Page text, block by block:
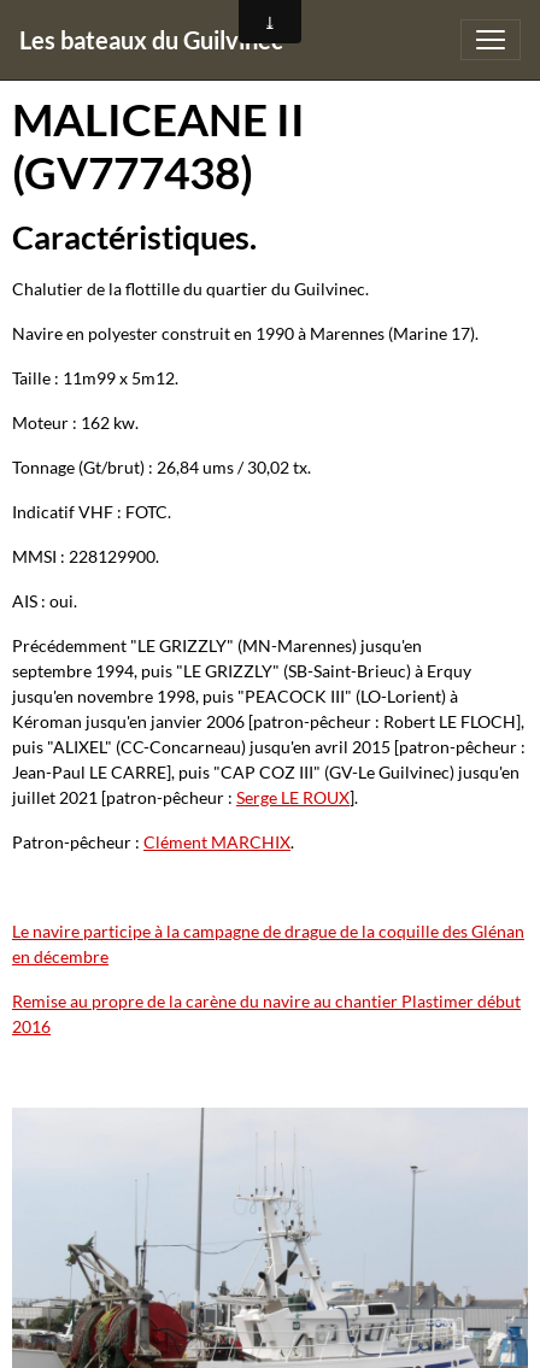
Les bateaux du Guilvinec
MALICEANE II
(GV777438)
Caractéristiques.
Chalutier de la flottille du quartier du Guilvinec.
Navire en polyester construit en 1990 à Marennes (Marine 17).
Taille : 11m99 x 5m12.
Moteur : 162 kw.
Tonnage (Gt/brut) : 26,84 ums / 30,02 tx.
Indicatif VHF : FOTC.
MMSI : 228129900.
AIS : oui.
Précédemment "LE GRIZZLY" (MN-Marennes) jusqu'en
septembre 1994, puis "LE GRIZZLY" (SB-Saint-Brieuc) à Erquy
jusqu'en novembre 1998, puis "PEACOCK III" (LO-Lorient) à
Kéroman jusqu'en janvier 2006 [patron-pêcheur : Robert LE FLOCH],
puis "ALIXEL" (CC-Concarneau) jusqu'en avril 2015 [patron-pêcheur :
Jean-Paul LE CARRE], puis "CAP COZ III" (GV-Le Guilvinec) jusqu'en
juillet 2021 [patron-pêcheur : Serge LE ROUX].
Patron-pêcheur : Clément MARCHIX.
Le navire participe à la campagne de drague de la coquille des Glénan
en décembre
Remise au propre de la carène du navire au chantier Plastimer début
2016